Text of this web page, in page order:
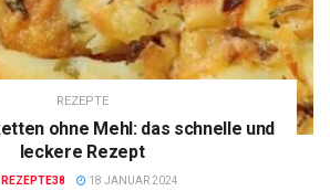
REZEPTE
ohne Mehl: das schnelle und
leckere Rezept
REZEPTE38 18 JANUAR 2024